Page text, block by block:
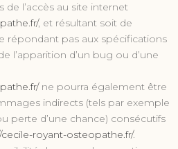
de l’accès au site internet
, et résultant soit de
répondant pas aux spécifications
l’apparition d’un bug ou d’une
ne pourra également être
indirects (tels par exemple
perte d’une chance) consécutifs
royant-osteopathe.fr/.